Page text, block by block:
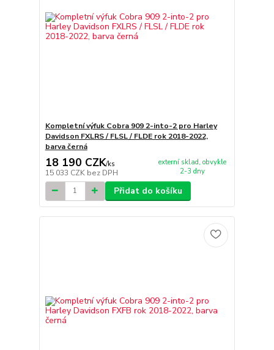
Kompletní výfuk Cobra 909 2-into-2 pro Harley
Davidson FXLRS / FLSL / FLDE rok 2018-2022,
barva černá
18 190 CZK/ks
15 033 CZK bez DPH
externí sklad, obvykle
2-3 dny
Přidat do košíku